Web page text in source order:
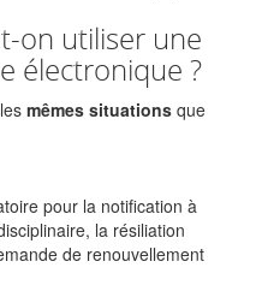
on utiliser une
électronique ?
mêmes situations que
pour la notification à
la résiliation
de renouvellement